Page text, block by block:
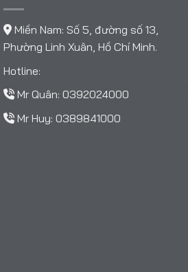
Miền Nam: Số 5, đường số 13,
Phường Linh Xuân, Hồ Chí Minh.
Hotline:
Mr Quân: 0392024000
Mr Huy: 0389841000